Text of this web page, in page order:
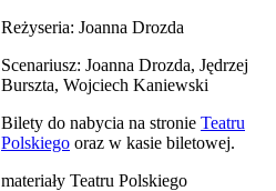
Reżyseria: Joanna Drozda
Scenariusz: Joanna Drozda, Jędrzej
Burszta, Wojciech Kaniewski
Bilety do nabycia na stronie Teatru
Polskiego oraz w kasie biletowej.
materiały Teatru Polskiego